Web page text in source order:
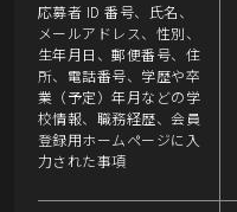
応募者 ID 番号、氏名、
メールアドレス、性別、
生年月日、郵便番号、住
所、電話番号、学歴や卒
業（予定）年月などの学
校情報、職務経歴、会員
登録用ホームページに入
力された事項